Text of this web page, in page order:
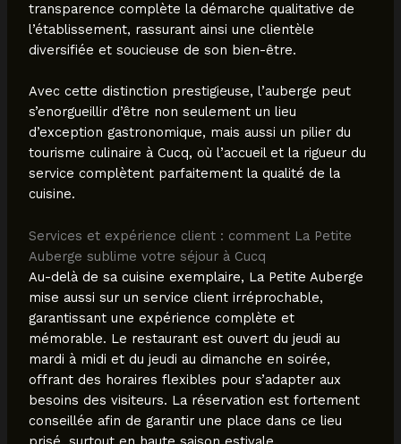
transparence complète la démarche qualitative de
l’établissement, rassurant ainsi une clientèle
diversifiée et soucieuse de son bien-être.
Avec cette distinction prestigieuse, l’auberge peut
s’enorgueillir d’être non seulement un lieu
d’exception gastronomique, mais aussi un pilier du
tourisme culinaire à Cucq, où l’accueil et la rigueur du
service complètent parfaitement la qualité de la
cuisine.
Services et expérience client : comment La Petite
Auberge sublime votre séjour à Cucq
Au-delà de sa cuisine exemplaire, La Petite Auberge
mise aussi sur un service client irréprochable,
garantissant une expérience complète et
mémorable. Le restaurant est ouvert du jeudi au
mardi à midi et du jeudi au dimanche en soirée,
offrant des horaires flexibles pour s’adapter aux
besoins des visiteurs. La réservation est fortement
conseillée afin de garantir une place dans ce lieu